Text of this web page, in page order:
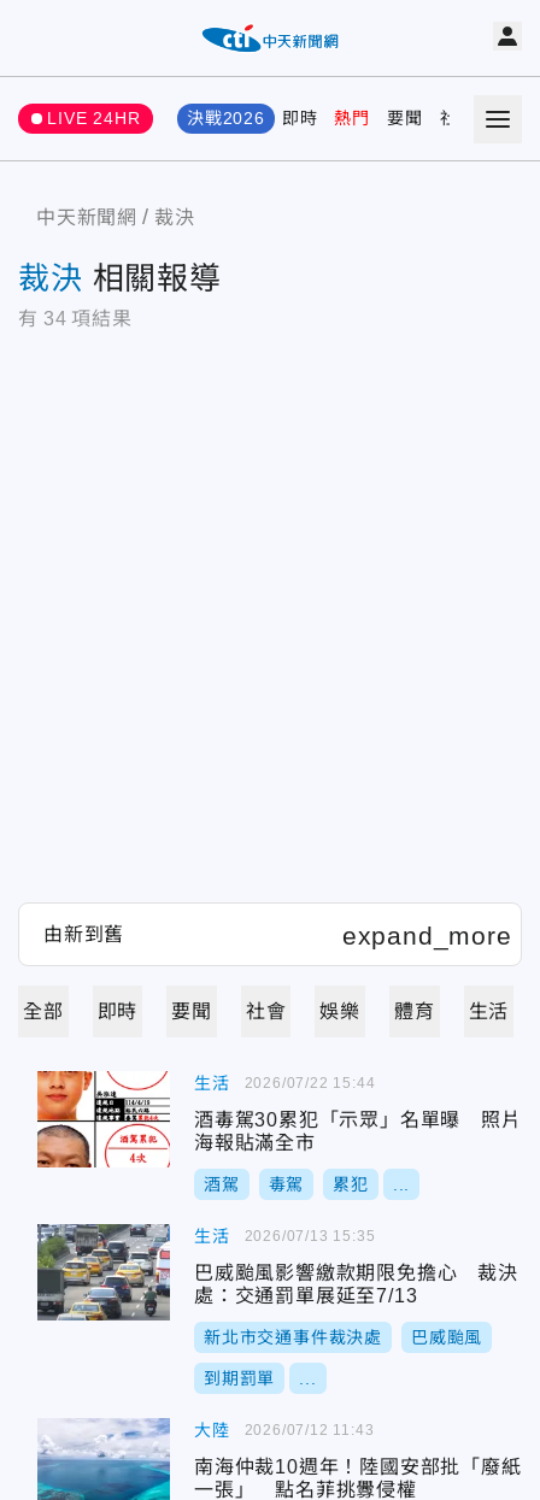
LIVE 24HR 決戰2026 即時 熱門 要聞 社會 娛樂
中天新聞網 裁決
裁決 相關報導
有 34 項結果
全部 即時 要聞 社會 娛樂 體育 生活
生活
酒毒駕30累犯「示眾」名單曝 照片
海報貼滿全市
酒駕 毒駕 累犯
2026/07/22 15:44
生活
巴威颱風影響繳款期限免擔心 裁決
處：交通罰單展延至7/13
新北市交通事件裁決處 巴威颱風
到期罰單
2026/07/13 15:35
大陸
南海仲裁10週年！陸國安部批「廢紙
一張」 點名菲挑釁侵權
2026/07/12 11:43